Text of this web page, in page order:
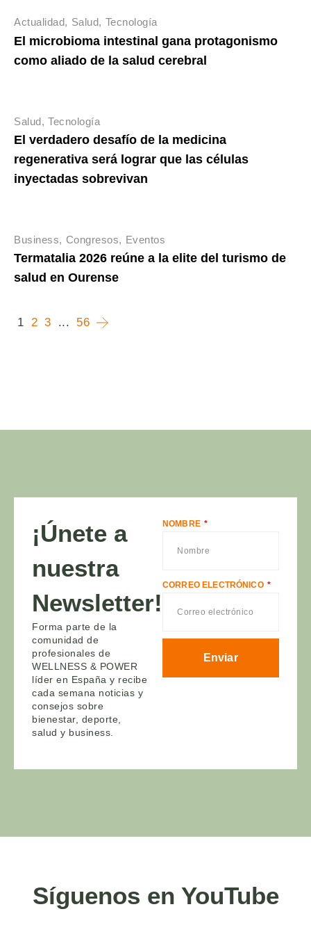
Actualidad Salud Tecnología
El microbioma intestinal gana protagonismo
como aliado de la salud cerebral
Salud Tecnología
El verdadero desafío de la medicina
regenerativa será lograr que las células
inyectadas sobrevivan
Business Congresos Eventos
Termatalia 2026 reúne a la elite del turismo de
salud en Ourense
1 2 3 ... 56
¡Únete a
nuestra
Newsletter!
Forma parte de la
comunidad de
profesionales de
WELLNESS & POWER
líder en España y recibe
cada semana noticias y
consejos sobre
bienestar, deporte,
salud y business.
NOMBRE
CORREO ELECTRÓNICO
Enviar
Síguenos en YouTube